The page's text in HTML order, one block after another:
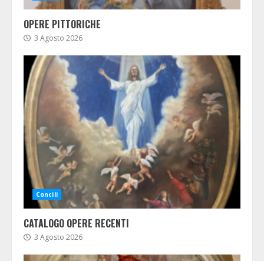
OPERE PITTORICHE
3 Agosto 2026
Concili
CATALOGO OPERE RECENTI
3 Agosto 2026